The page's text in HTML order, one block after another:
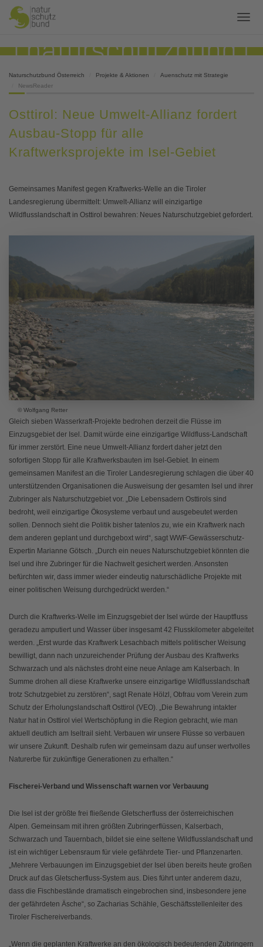
Naturschutzbund Österreich Projekte & Aktionen
Auenschutz mit Strategie
NewsReader
Osttirol: Neue Umwelt-Allianz fordert
Ausbau-Stopp für alle
Kraftwerksprojekte im Isel-Gebiet
Gemeinsames Manifest gegen Kraftwerks-Welle an die Tiroler
Landesregierung übermittelt: Umwelt-Allianz will einzigartige
Wildflusslandschaft in Osttirol bewahren: Neues Naturschutzgebiet gefordert.
© Wolfgang Retter
Gleich sieben Wasserkraft-Projekte bedrohen derzeit die Flüsse im
Einzugsgebiet der Isel. Damit würde eine einzigartige Wildfluss-Landschaft
für immer zerstört. Eine neue Umwelt-Allianz fordert daher jetzt den
sofortigen Stopp für alle Kraftwerksbauten im Isel-Gebiet. In einem
gemeinsamen Manifest an die Tiroler Landesregierung schlagen die über 40
unterstützenden Organisationen die Ausweisung der gesamten Isel und ihrer
Zubringer als Naturschutzgebiet vor. „Die Lebensadern Osttirols sind
bedroht, weil einzigartige Ökosysteme verbaut und ausgebeutet werden
sollen. Dennoch sieht die Politik bisher tatenlos zu, wie ein Kraftwerk nach
dem anderen geplant und durchgeboxt wird“, sagt WWF-Gewässerschutz-
Expertin Marianne Götsch. „Durch ein neues Naturschutzgebiet könnten die
Isel und ihre Zubringer für die Nachwelt gesichert werden. Ansonsten
befürchten wir, dass immer wieder eindeutig naturschädliche Projekte mit
einer politischen Weisung durchgedrückt werden.“
Durch die Kraftwerks-Welle im Einzugsgebiet der Isel würde der Hauptfluss
geradezu amputiert und Wasser über insgesamt 42 Flusskilometer abgeleitet
werden. „Erst wurde das Kraftwerk Lesachbach mittels politischer Weisung
bewilligt, dann nach unzureichender Prüfung der Ausbau des Kraftwerks
Schwarzach und als nächstes droht eine neue Anlage am Kalserbach. In
Summe drohen all diese Kraftwerke unsere einzigartige Wildflusslandschaft
trotz Schutzgebiet zu zerstören“, sagt Renate Hölzl, Obfrau vom Verein zum
Schutz der Erholungslandschaft Osttirol (VEO). „Die Bewahrung intakter
Natur hat in Osttirol viel Wertschöpfung in die Region gebracht, wie man
aktuell deutlich am Iseltrail sieht. Verbauen wir unsere Flüsse so verbauen
wir unsere Zukunft. Deshalb rufen wir gemeinsam dazu auf unser wertvolles
Naturerbe für zukünftige Generationen zu erhalten.“
Fischerei-Verband und Wissenschaft warnen vor Verbauung
Die Isel ist der größte frei fließende Gletscherfluss der österreichischen
Alpen. Gemeinsam mit ihren größten Zubringerflüssen, Kalserbach,
Schwarzach und Tauernbach, bildet sie eine seltene Wildflusslandschaft und
ist ein wichtiger Lebensraum für viele gefährdete Tier- und Pflanzenarten.
„Mehrere Verbauungen im Einzugsgebiet der Isel üben bereits heute großen
Druck auf das Gletscherfluss-System aus. Dies führt unter anderem dazu,
dass die Fischbestände dramatisch eingebrochen sind, insbesondere jene
der gefährdeten Äsche“, so Zacharias Schähle, Geschäftsstellenleiter des
Tiroler Fischereiverbands.
„Wenn die geplanten Kraftwerke an den ökologisch bedeutenden Zubringern